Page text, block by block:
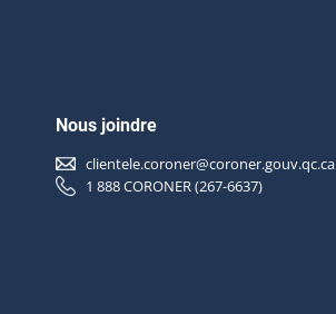
Nous joindre
clientele.coroner@coroner.gouv.qc.ca
1 888 CORONER (267-6637)